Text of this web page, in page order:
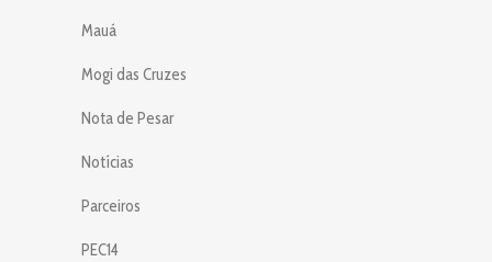
Mauá
Mogi das Cruzes
Nota de Pesar
Notícias
Parceiros
PEC14